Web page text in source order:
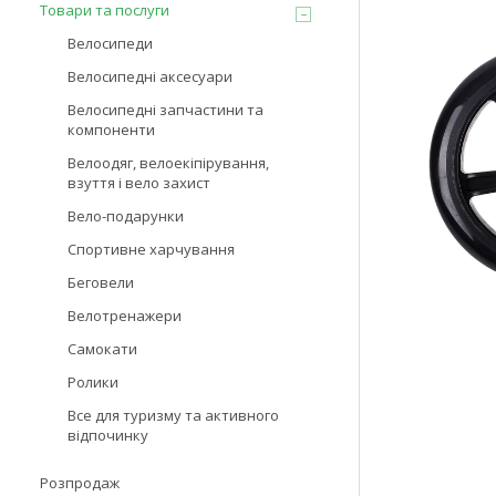
Товари та послуги
Велосипеди
Велосипедні аксесуари
Велосипедні запчастини та
компоненти
Велоодяг, велоекіпірування,
взуття і вело захист
Вело-подарунки
Спортивне харчування
Беговели
Велотренажери
Самокати
Ролики
Все для туризму та активного
відпочинку
Розпродаж